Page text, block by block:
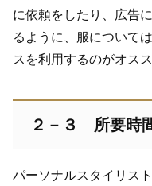
に依頼をしたり、広告
るように、服について
スを利用するのがオスス
２－３ 所要時
パーソナルスタイリス